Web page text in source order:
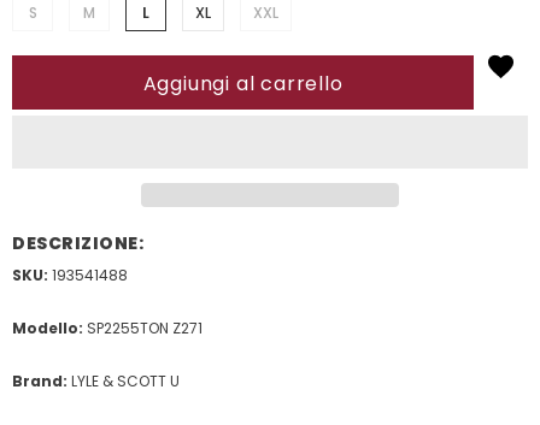
S M L XL XXL
DESCRIZIONE:
SKU: 193541488
Modello: SP2255TON Z271
Brand: LYLE & SCOTT U